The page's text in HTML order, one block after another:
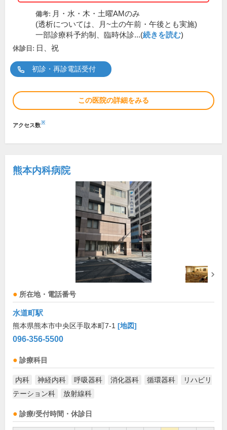
備考: 月・水・木・土曜AMのみ
(透析については、月~土の午前・午後とも実施)
一部診療科予約制、臨時休診...(続きを読む)
休診日: 日、祝
初診・再診電話受付
この医院の詳細をみる
アクセス数※
熊本内科病院
所在地・電話番号
水道町駅
熊本県熊本市中央区手取本町7-1 [地図]
096-356-5500
診療科目
内科 神経内科 呼吸器科 消化器科 循環器科
リハビリ
テーション科
放射線科
診療/受付時間・休診日